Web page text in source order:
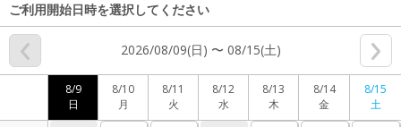
ご利用開始日時を選択してください
2026/08/09(日) 〜 08/15(土)
8/9
日
8/10
月
8/11
火
8/12
水
8/13
木
8/14
金
8/15
土